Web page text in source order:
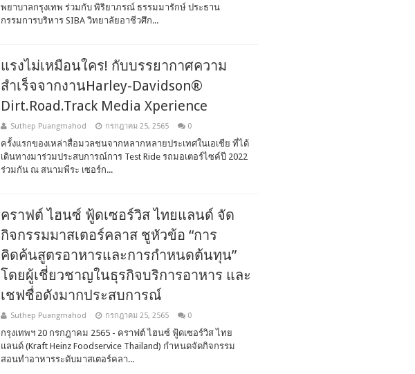
พยาบาลกรุงเทพ ร่วมกับ พิริยาภรณ์ ธรรมมารักษ์ ประธาน
กรรมการบริหาร SIBA วิทยาลัยอาชีวศึก...
แรงไม่เหมือนใคร! กับบรรยากาศความ
สำเร็จจากงานHarley-Davidson®
Dirt.Road.Track Media Xperience
Suthep Puangmahod กรกฎาคม 25, 2565 0
ครั้งแรกของเหล่าสื่อมวลชนจากหลากหลายประเทศในเอเชีย ที่ได้
เดินทางมาร่วมประสบการณ์การ Test Ride รถมอเตอร์ไซค์ปี 2022
ร่วมกัน ณ สนามพีระ เซอร์ก...
คราฟต์ ไฮนซ์ ฟู้ดเซอร์วิส ไทยแลนด์ จัด
กิจกรรมมาสเตอร์คลาส ชูหัวข้อ “การ
คิดค้นสูตรอาหารและการกำหนดต้นทุน”
โดยผู้เชี่ยวชาญในธุรกิจบริการอาหาร และ
เชฟชื่อดังมากประสบการณ์
Suthep Puangmahod กรกฎาคม 25, 2565 0
กรุงเทพฯ 20 กรกฎาคม 2565 - คราฟต์ ไฮนซ์ ฟู้ดเซอร์วิส ไทย
แลนด์ (Kraft Heinz Foodservice Thailand) กำหนดจัดกิจกรรม
สอนทำอาหารระดับมาสเตอร์คลา...